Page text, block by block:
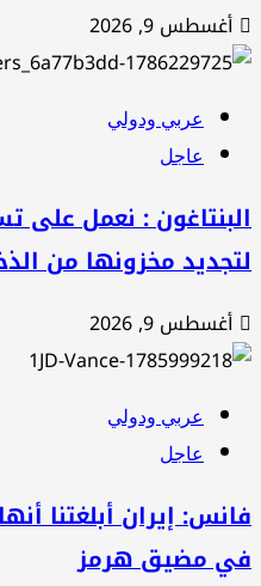
أغسطس 9, 2026
عربي ودولي
عاجل
: نعمل على
مخزونها من
أغسطس 9, 2026
عربي ودولي
عاجل
إيران أبلغتنا
مضيق هرمز